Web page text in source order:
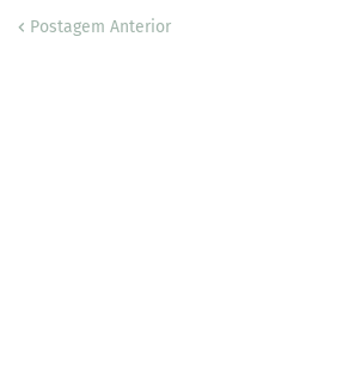
Postagem Anterior